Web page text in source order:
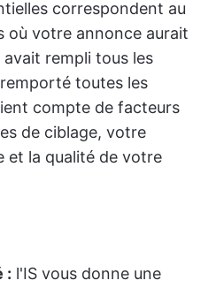
correspondent au
où votre annonce aurait
rempli tous les
toutes les
compte de facteurs
de ciblage, votre
et la qualité de votre
: l'IS vous donne une